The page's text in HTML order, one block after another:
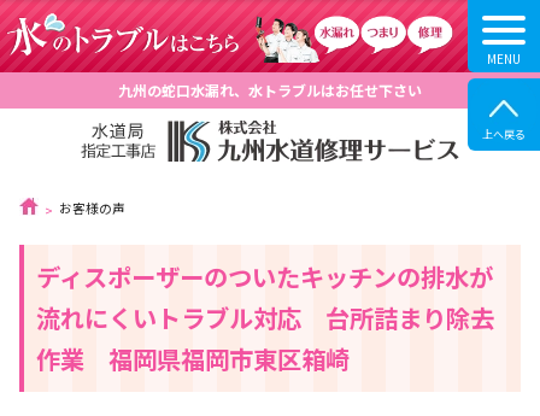
九州の蛇口水漏れ、水トラブルはお任せ下さい
お客様の声
ディスポーザーのついたキッチンの排水が
流れにくいトラブル対応 台所詰まり除去
作業 福岡県福岡市東区箱崎